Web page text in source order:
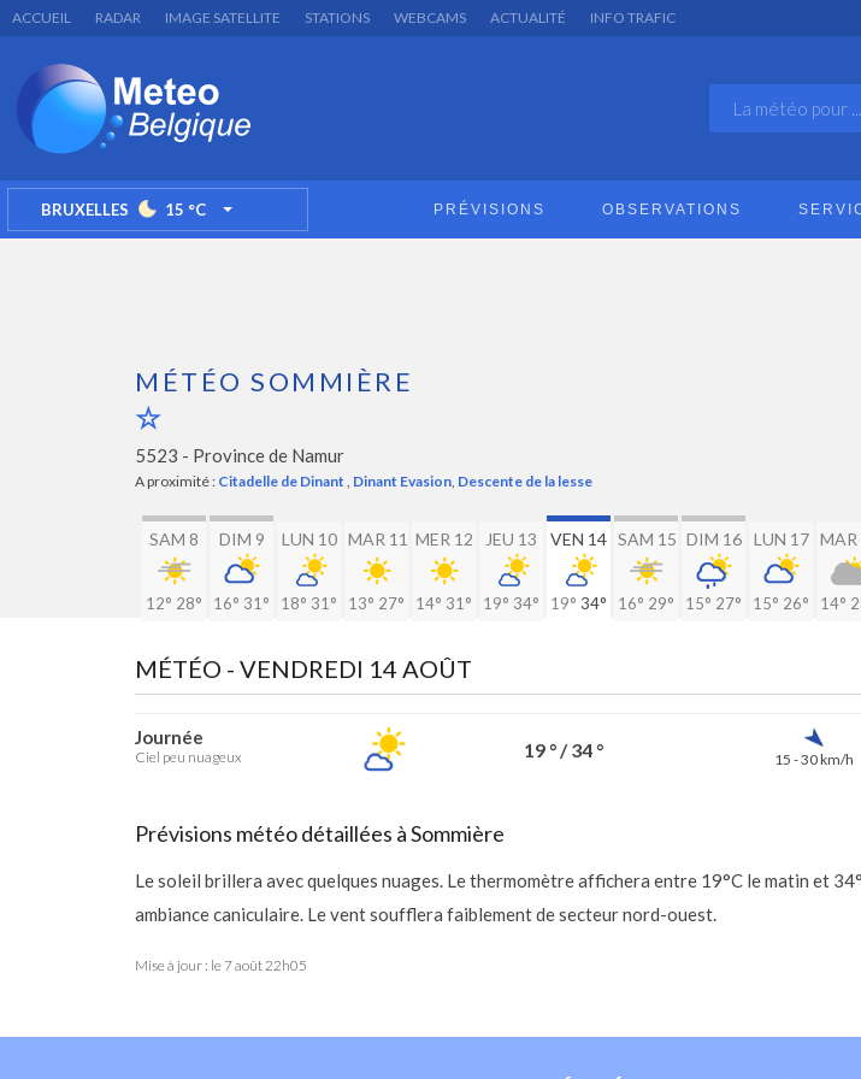
ACCUEIL RADAR IMAGE SATELLITE STATIONS WEBCAMS ACTUALITÉ INFO TRAFIC
BRUXELLES 15 °C TOGGLE DROPDOWN PRÉVISIONS OBSERVATIONS
MÉTÉO SOMMIÈRE
5523 - Province de Namur
A proximité : Citadelle de Dinant , Dinant Evasion, Descente de la lesse
SAM 8
12° 28°
DIM 9
16° 31°
LUN 10
18° 31°
MAR 11
13° 27°
MER 12
14° 31°
JEU 13
19° 34°
VEN 14
19° 34°
SAM 15
16° 29°
DIM 16
15° 27°
LUN 17
15° 26°
MAR
14°
MÉTÉO - VENDREDI 14 AOÛT
Journée
Ciel peu nuageux 19 ° / 34 ° 15 - 30 km/h
Prévisions météo détaillées à Sommière
Le soleil brillera avec quelques nuages. Le thermomètre affichera entre 19°C le matin et
ambiance caniculaire. Le vent soufflera faiblement de secteur nord-ouest.
Mise à jour : le 7 août 22h05